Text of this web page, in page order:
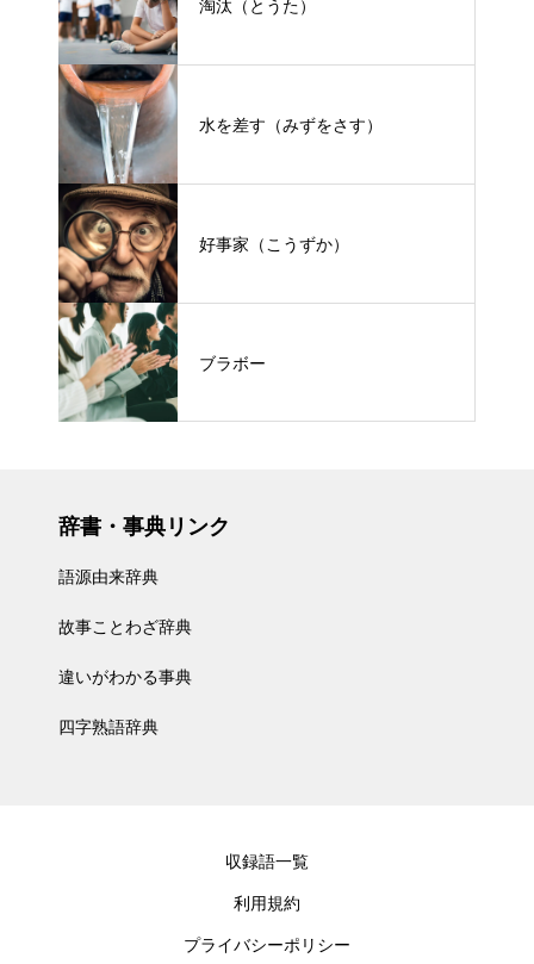
淘汰（とうた）
水を差す（みずをさす）
好事家（こうずか）
ブラボー
辞書・事典リンク
語源由来辞典
故事ことわざ辞典
違いがわかる事典
四字熟語辞典
収録語一覧
利用規約
プライバシーポリシー